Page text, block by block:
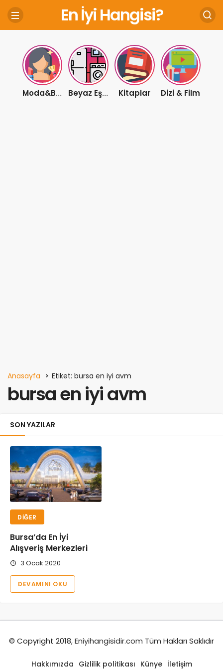
En İyi Hangisi?
Moda&Bakım Beyaz Eşya Kitaplar Dizi & Film
Anasayfa Etiket: bursa en iyi avm
bursa en iyi avm
SON YAZILAR
DIĞER
Bursa’da En İyi
Alışveriş Merkezleri
3 Ocak 2020
DEVAMINI OKU
© Copyright 2018,Eniyihangisidir.com Tüm Hakları Saklıdır
Hakkımızda Gizlilik politikası Künye İletişim